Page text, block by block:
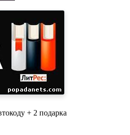
+ 2 подарка